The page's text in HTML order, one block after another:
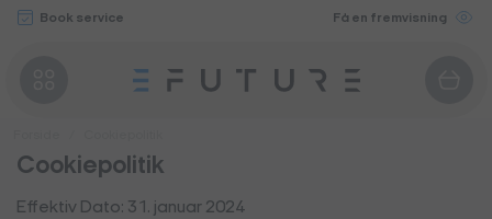
FortsætBook service Få en fremvisning
Cookiepolitik
Effektiv Dato: 31. januar 2024